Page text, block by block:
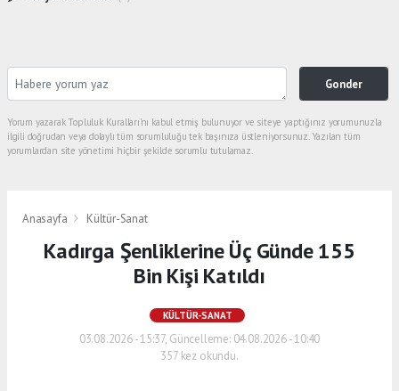
Gonder
Yorum yazarak Topluluk Kuralları’nı kabul etmiş bulunuyor ve siteye yaptığınız yorumunuzla
ilgili doğrudan veya dolaylı tüm sorumluluğu tek başınıza üstleniyorsunuz. Yazılan tüm
yorumlardan site yönetimi hiçbir şekilde sorumlu tutulamaz.
Anasayfa Kültür-Sanat
Kadırga Şenliklerine Üç Günde 155
Bin Kişi Katıldı
KÜLTÜR-SANAT
03.08.2026 - 15:37, Güncelleme: 04.08.2026 - 10:40
357 kez okundu.